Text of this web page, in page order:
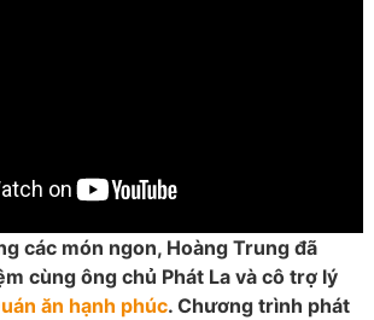
các món ngon, Hoàng Trung đã
cùng ông chủ Phát La và cô trợ lý
ăn hạnh phúc. Chương trình phát